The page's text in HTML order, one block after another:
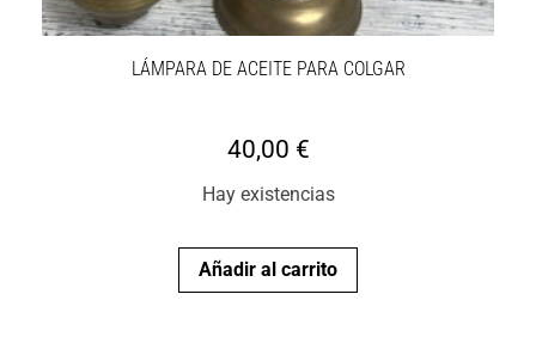
LÁMPARA DE ACEITE PARA COLGAR
40,00 €
Hay existencias
Añadir al carrito